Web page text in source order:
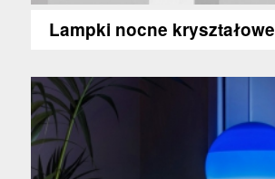
Lampki nocne kryształowe